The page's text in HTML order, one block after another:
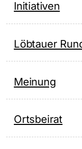
Initiativen
Löbtauer
Meinung
Ortsbeirat